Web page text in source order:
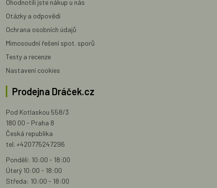
Ohodnotili jste nákup u nás
Otázky a odpovědi
Ochrana osobních údajů
Mimosoudní řešení spot. sporů
Testy a recenze
Nastavení cookies
Prodejna Dráček.cz
Pod Kotlaskou 558/3
180 00 - Praha 8
Česká republika
tel. +420775247296
Pondělí: 10:00 - 18:00
Úterý 10:00 - 18:00
Středa: 10:00 - 18:00